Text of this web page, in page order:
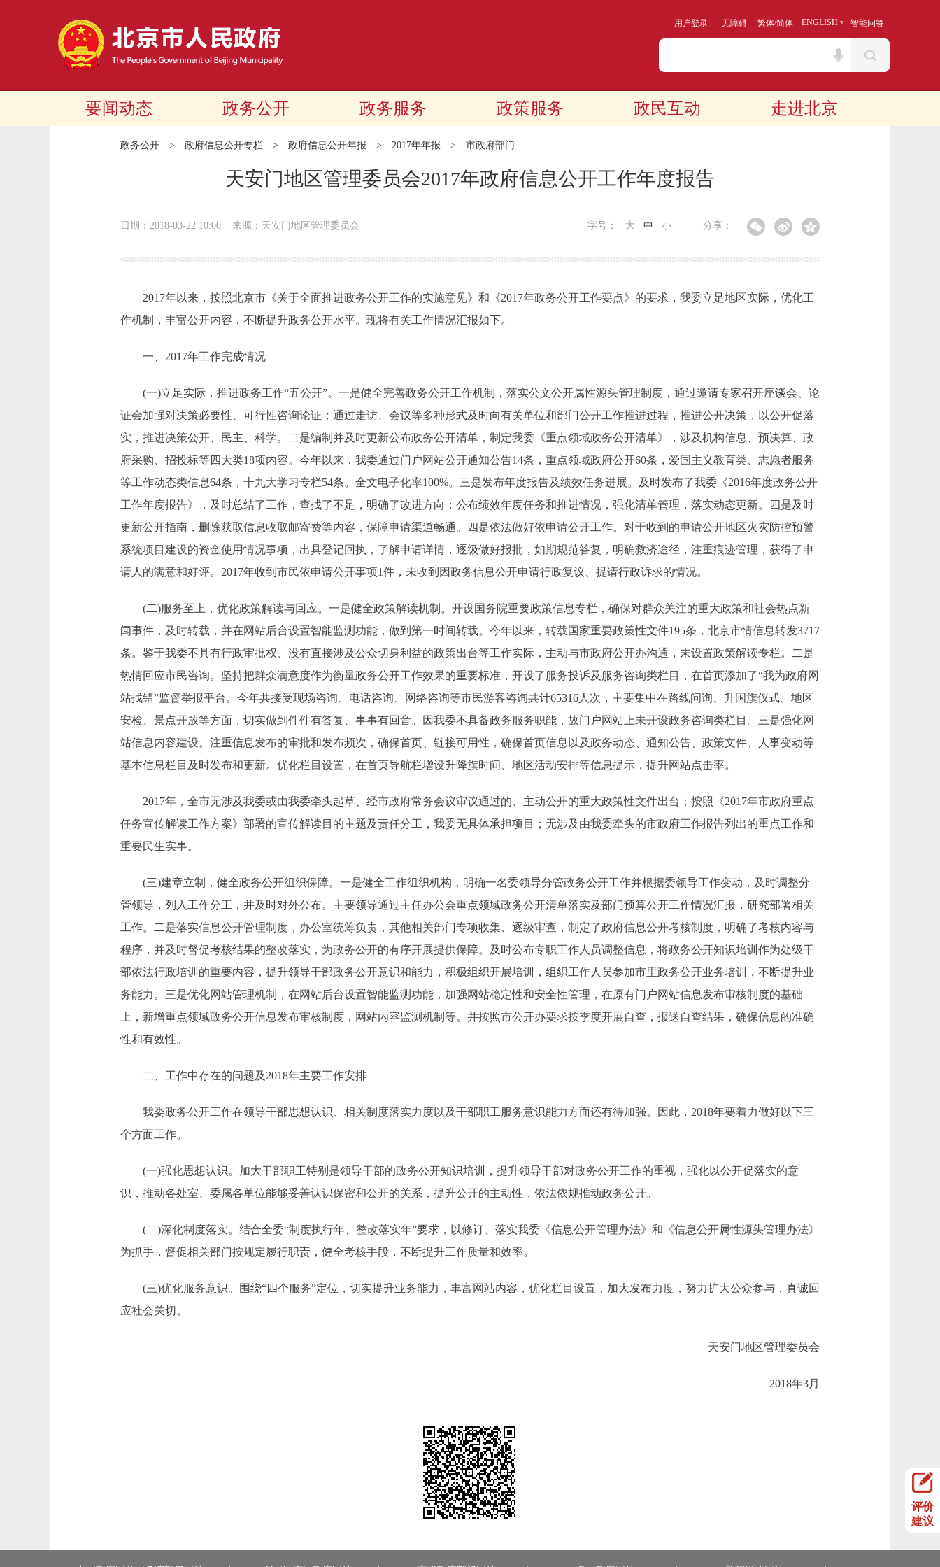
用户登录 无障碍 繁体/简体 ENGLISH 智能问答
要闻动态 政务公开 政务服务 政策服务 政民互动 走进北京
政务公开 > 政府信息公开专栏 > 政府信息公开年报 > 2017年年报 > 市政府部门
天安门地区管理委员会2017年政府信息公开工作年度报告
日期：2018-03-22 10:00 来源：天安门地区管理委员会 分享：
字号： 大 中 小
2017年以来，按照北京市《关于全面推进政务公开工作的实施意见》和《2017年政务公开工作要点》的要求，我委立足地区实际，优化工
作机制，丰富公开内容，不断提升政务公开水平。现将有关工作情况汇报如下。
一、2017年工作完成情况
(一)立足实际，推进政务工作“五公开”。一是健全完善政务公开工作机制，落实公文公开属性源头管理制度，通过邀请专家召开座谈会、论
证会加强对决策必要性、可行性咨询论证；通过走访、会议等多种形式及时向有关单位和部门公开工作推进过程，推进公开决策，以公开促落
实，推进决策公开、民主、科学。二是编制并及时更新公布政务公开清单，制定我委《重点领域政务公开清单》，涉及机构信息、预决算、政
府采购、招投标等四大类18项内容。今年以来，我委通过门户网站公开通知公告14条，重点领域政府公开60条，爱国主义教育类、志愿者服务
等工作动态类信息64条，十九大学习专栏54条。全文电子化率100%。三是发布年度报告及绩效任务进展。及时发布了我委《2016年度政务公开
工作年度报告》，及时总结了工作，查找了不足，明确了改进方向；公布绩效年度任务和推进情况，强化清单管理，落实动态更新。四是及时
更新公开指南，删除获取信息收取邮寄费等内容，保障申请渠道畅通。四是依法做好依申请公开工作。对于收到的申请公开地区火灾防控预警
系统项目建设的资金使用情况事项，出具登记回执，了解申请详情，逐级做好报批，如期规范答复，明确救济途径，注重痕迹管理，获得了申
请人的满意和好评。2017年收到市民依申请公开事项1件，未收到因政务信息公开申请行政复议、提请行政诉求的情况。
(二)服务至上，优化政策解读与回应。一是健全政策解读机制。开设国务院重要政策信息专栏，确保对群众关注的重大政策和社会热点新
闻事件，及时转载，并在网站后台设置智能监测功能，做到第一时间转载。今年以来，转载国家重要政策性文件195条，北京市情信息转发3717
条。鉴于我委不具有行政审批权、没有直接涉及公众切身利益的政策出台等工作实际，主动与市政府公开办沟通，未设置政策解读专栏。二是
热情回应市民咨询。坚持把群众满意度作为衡量政务公开工作效果的重要标准，开设了服务投诉及服务咨询类栏目，在首页添加了“我为政府网
站找错”监督举报平台。今年共接受现场咨询、电话咨询、网络咨询等市民游客咨询共计65316人次，主要集中在路线问询、升国旗仪式、地区
安检、景点开放等方面，切实做到件件有答复、事事有回音。因我委不具备政务服务职能，故门户网站上未开设政务咨询类栏目。三是强化网
站信息内容建设。注重信息发布的审批和发布频次，确保首页、链接可用性，确保首页信息以及政务动态、通知公告、政策文件、人事变动等
基本信息栏目及时发布和更新。优化栏目设置，在首页导航栏增设升降旗时间、地区活动安排等信息提示，提升网站点击率。
2017年，全市无涉及我委或由我委牵头起草、经市政府常务会议审议通过的、主动公开的重大政策性文件出台；按照《2017年市政府重点
任务宣传解读工作方案》部署的宣传解读目的主题及责任分工，我委无具体承担项目；无涉及由我委牵头的市政府工作报告列出的重点工作和
重要民生实事。
(三)建章立制，健全政务公开组织保障。一是健全工作组织机构，明确一名委领导分管政务公开工作并根据委领导工作变动，及时调整分
管领导，列入工作分工，并及时对外公布。主要领导通过主任办公会重点领域政务公开清单落实及部门预算公开工作情况汇报，研究部署相关
工作。二是落实信息公开管理制度，办公室统筹负责，其他相关部门专项收集、逐级审查，制定了政府信息公开考核制度，明确了考核内容与
程序，并及时督促考核结果的整改落实，为政务公开的有序开展提供保障。及时公布专职工作人员调整信息，将政务公开知识培训作为处级干
部依法行政培训的重要内容，提升领导干部政务公开意识和能力，积极组织开展培训，组织工作人员参加市里政务公开业务培训，不断提升业
务能力。三是优化网站管理机制，在网站后台设置智能监测功能，加强网站稳定性和安全性管理，在原有门户网站信息发布审核制度的基础
上，新增重点领域政务公开信息发布审核制度，网站内容监测机制等。并按照市公开办要求按季度开展自查，报送自查结果，确保信息的准确
性和有效性。
二、工作中存在的问题及2018年主要工作安排
我委政务公开工作在领导干部思想认识、相关制度落实力度以及干部职工服务意识能力方面还有待加强。因此，2018年要着力做好以下三
个方面工作。
(一)强化思想认识。加大干部职工特别是领导干部的政务公开知识培训，提升领导干部对政务公开工作的重视，强化以公开促落实的意
识，推动各处室、委属各单位能够妥善认识保密和公开的关系，提升公开的主动性，依法依规推动政务公开。
(二)深化制度落实。结合全委“制度执行年、整改落实年”要求，以修订、落实我委《信息公开管理办法》和《信息公开属性源头管理办法》
为抓手，督促相关部门按规定履行职责，健全考核手段，不断提升工作质量和效率。
(三)优化服务意识。围绕“四个服务”定位，切实提升业务能力，丰富网站内容，优化栏目设置，加大发布力度，努力扩大公众参与，真诚回
应社会关切。
天安门地区管理委员会
2018年3月
评价
建议